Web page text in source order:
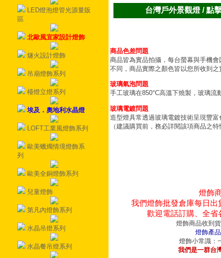
LED燈泡燈管光源量販
區
北歐風宜家設計燈飾
燧火設計燈飾
吊扇燈飾系列
檯燈立燈系列
埃及．奧地利水晶燈
LOFT工業風燈飾系列
歐美蠟燭情境燈飾系
列
歐美全銅燈飾系列
兒童燈飾
第凡內燈飾系列
水晶吊燈系列
水晶餐吊燈系列
台灣戶外景觀燈 / 點
商品色差問題
商品皆為實品拍攝，每台螢幕與手機
不同，商品實際之顏色皆以您所收到之
玻璃氣泡問題
手工玻璃在850°C高溫下燒製，玻璃
玻璃電鍍問題
造型燈具常透過玻璃電鍍技術呈現豐
（建議購買前，務必詳閱該項商品之
燈飾
我們燈飾批發倉庫每日
歡迎電話訂購、全
燈飾商品收到
燈飾產
燈飾小常識：
我們是一群台